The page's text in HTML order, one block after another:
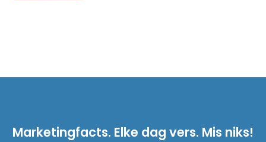
Marketingfacts. Elke dag vers. Mis niks!